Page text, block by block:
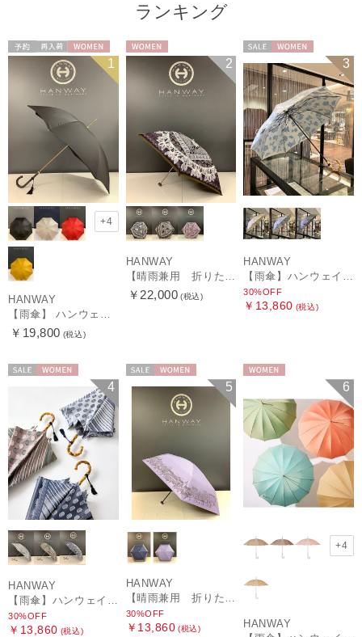
ランキング
予約 再入荷 WOMEN 1
+4
HANWAY
【雨傘】 ハンウェイ （HANWAY） Couturier クチュリエ 長傘 日本製
￥19,800 (税込)
WOMEN 2
HANWAY
【晴雨兼用 折りたたみ日傘】ハンウェイ（ＨＡＮＷＡＹ）Vestido de frida（べスティード・デ・フリーダ）
￥22,000 (税込)
3
HANWAY
【雨傘】ハンウェイ (HANWAY) Lily CJ（リリー・シー・ジェー） 日本製 親骨：51～55cm
30%OFF
￥13,860 (税込)
4
HANWAY
30%OFF
￥13,860 (税込)
5
HANWAY
30%OFF
￥13,860 (税込)
6
+4
HANWAY